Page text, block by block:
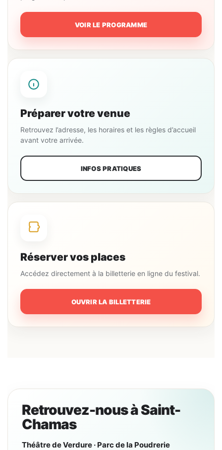
VOIR LE PROGRAMME
Préparer votre venue
Retrouvez l’adresse, les horaires et les règles d’accueil
avant votre arrivée.
INFOS PRATIQUES
Réserver vos places
Accédez directement à la billetterie en ligne du festival.
OUVRIR LA BILLETTERIE
Retrouvez-nous à Saint-
Chamas
Théâtre de Verdure · Parc de la Poudrerie